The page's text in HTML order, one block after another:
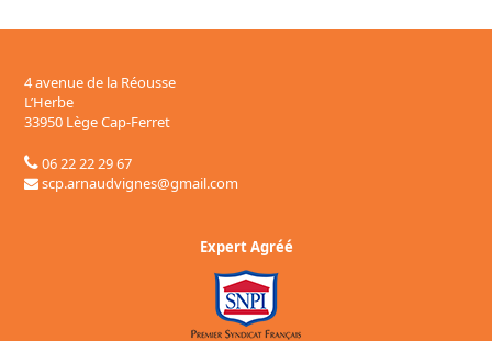
4 avenue de la Réousse
L’Herbe
33950 Lège Cap-Ferret
06 22 22 29 67
scp.arnaudvignes@gmail.com
Expert Agréé